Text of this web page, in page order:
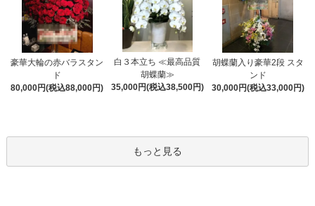
豪華大輪の赤バラスタン
ド
80,000円(税込88,000円)
白３本立ち ≪最高品質
胡蝶蘭≫
35,000円(税込38,500円)
胡蝶蘭入り豪華2段 スタ
ンド
30,000円(税込33,000円)
もっと見る